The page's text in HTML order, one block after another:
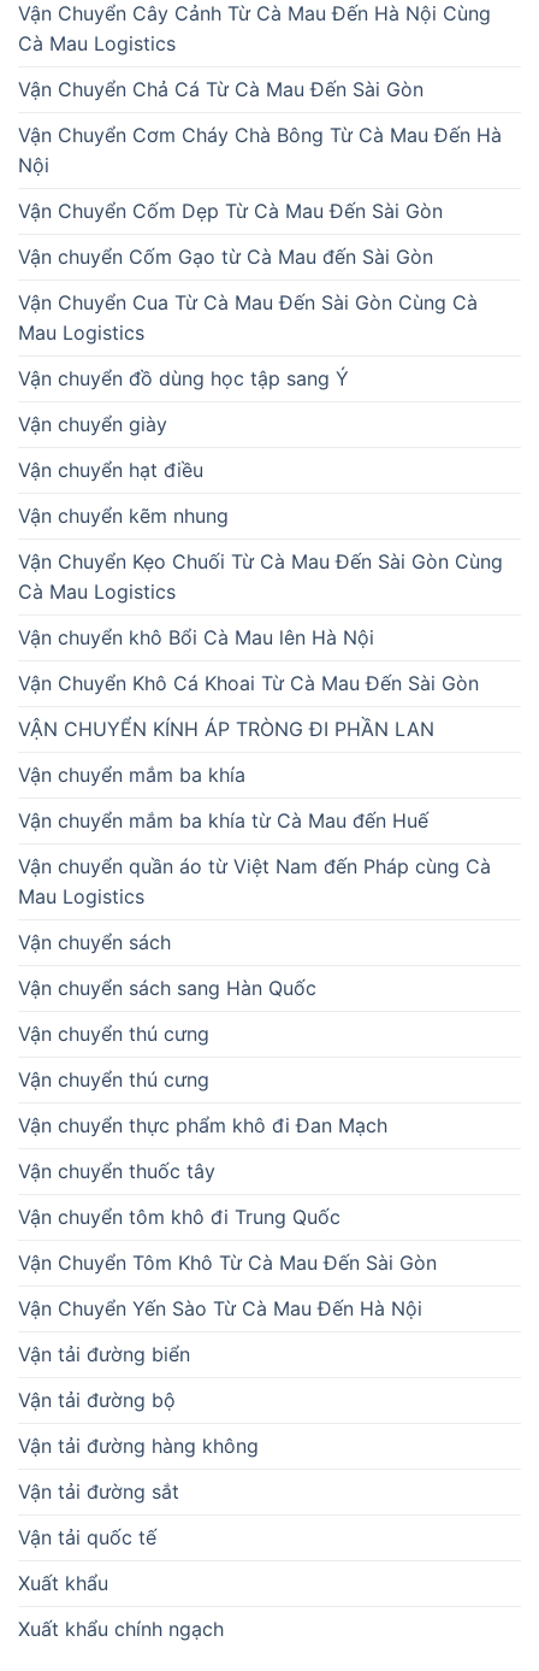
Vận Chuyển Cây Cảnh Từ Cà Mau Đến Hà Nội Cùng
Cà Mau Logistics
Vận Chuyển Chả Cá Từ Cà Mau Đến Sài Gòn
Vận Chuyển Cơm Cháy Chà Bông Từ Cà Mau Đến Hà
Nội
Vận Chuyển Cốm Dẹp Từ Cà Mau Đến Sài Gòn
Vận chuyển Cốm Gạo từ Cà Mau đến Sài Gòn
Vận Chuyển Cua Từ Cà Mau Đến Sài Gòn Cùng Cà
Mau Logistics
Vận chuyển đồ dùng học tập sang Ý
Vận chuyển giày
Vận chuyển hạt điều
Vận chuyển kẽm nhung
Vận Chuyển Kẹo Chuối Từ Cà Mau Đến Sài Gòn Cùng
Cà Mau Logistics
Vận chuyển khô Bổi Cà Mau lên Hà Nội
Vận Chuyển Khô Cá Khoai Từ Cà Mau Đến Sài Gòn
VẬN CHUYỂN KÍNH ÁP TRÒNG ĐI PHẦN LAN
Vận chuyển mắm ba khía
Vận chuyển mắm ba khía từ Cà Mau đến Huế
Vận chuyển quần áo từ Việt Nam đến Pháp cùng Cà
Mau Logistics
Vận chuyển sách
Vận chuyển sách sang Hàn Quốc
Vận chuyển thú cưng
Vận chuyển thú cưng
Vận chuyển thực phẩm khô đi Đan Mạch
Vận chuyển thuốc tây
Vận chuyển tôm khô đi Trung Quốc
Vận Chuyển Tôm Khô Từ Cà Mau Đến Sài Gòn
Vận Chuyển Yến Sào Từ Cà Mau Đến Hà Nội
Vận tải đường biển
Vận tải đường bộ
Vận tải đường hàng không
Vận tải đường sắt
Vận tải quốc tế
Xuất khẩu
Xuất khẩu chính ngạch